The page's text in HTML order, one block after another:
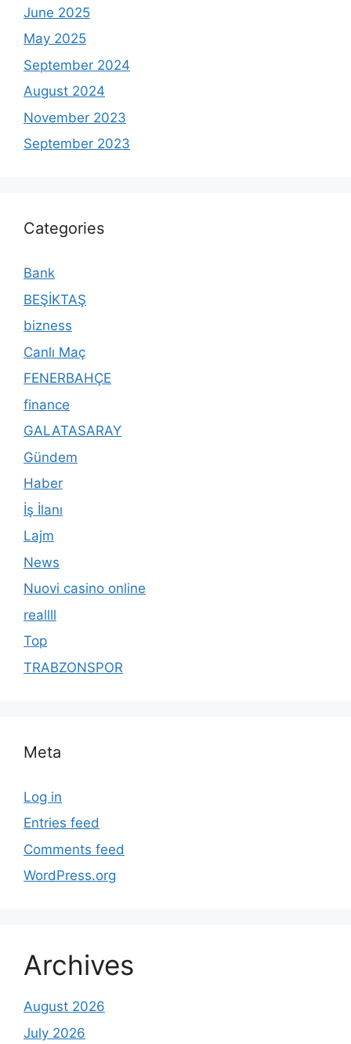
June 2025
May 2025
September 2024
August 2024
November 2023
September 2023
Categories
Bank
BEŞİKTAŞ
bizness
Canlı Maç
FENERBAHÇE
finance
GALATASARAY
Gündem
Haber
İş İlanı
Lajm
News
Nuovi casino online
reallll
Top
TRABZONSPOR
Meta
Log in
Entries feed
Comments feed
WordPress.org
Archives
August 2026
July 2026